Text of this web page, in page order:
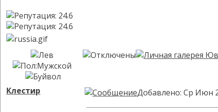
Клестир Добавлено: Ср Июн